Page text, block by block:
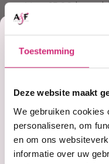
Toestemming
Deze website maakt
We gebruiken cookies
personaliseren, om
en om ons
informatie over uw
Voor 15:00
30 dagen
Balance Ð
Jackie's is een
ontwikkeld om het
op